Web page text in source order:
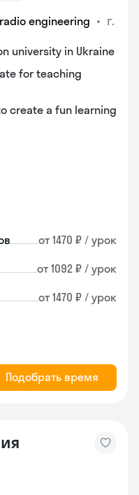
engineering • г.
university in Ukraine
for teaching
create a fun learning
от 1470 ₽ / урок
от 1092 ₽ / урок
от 1470 ₽ / урок
Подобрать время